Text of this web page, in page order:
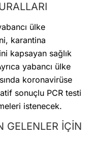
ülke
karantina
kapsayan sağlık
yabancı ülke
koronavirüse
sonuçlu PCR testi
istenecek.
GELENLER İÇİN